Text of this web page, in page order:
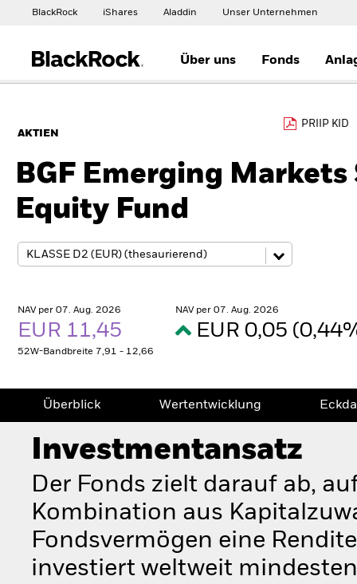
BlackRock iShares Aladdin Unser Unternehmen
Über uns Fonds
AKTIEN
PRIIP KID
BGF Emerging
Equity Fund
NAV per 07. Aug. 2026
EUR 11,45
52W-Bandbreite 7,91 - 12,66
NAV per 07. Aug. 2026
EUR 0,05
Überblick Wertentwicklung
Investmentansatz
Der Fonds zielt darauf ab,
Kombination aus
Fondsvermögen eine
investiert weltweit